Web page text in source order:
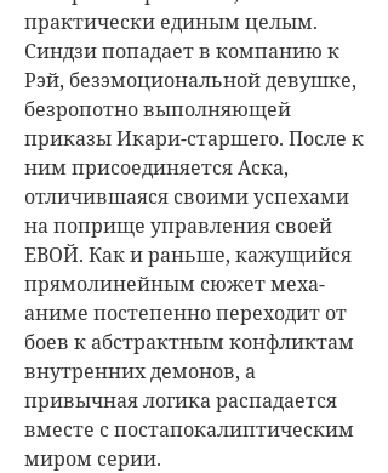
практически единым целым.
Синдзи попадает в компанию к
Рэй, безэмоциональной девушке,
безропотно выполняющей
приказы Икари-старшего. После к
ним присоединяется Аска,
отличившаяся своими успехами
на поприще управления своей
ЕВОЙ. Как и раньше, кажущийся
прямолинейным сюжет меха-
аниме постепенно переходит от
боев к абстрактным конфликтам
внутренних демонов, а
привычная логика распадается
вместе с постапокалиптическим
миром серии.